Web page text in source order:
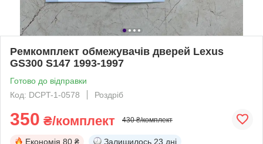
Ремкомплект обмежувачів дверей Lexus
GS300 S147 1993-1997
Готово до відправки
Код: DCPT-1-0578
Роздріб
350 ₴/комплект 430 ₴/комплект
Економія 80 ₴ Залишилось 23 дні